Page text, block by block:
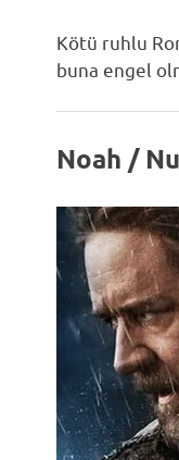
Kötü ruhlu
buna engel
Noah /